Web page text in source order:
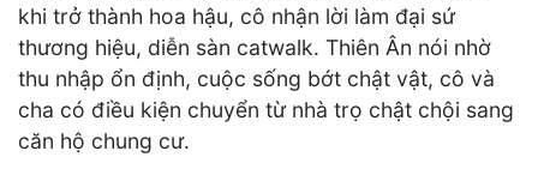
khi trở thành hoa hậu, cô nhận lời làm đại sứ
thương hiệu, diễn sàn catwalk. Thiên Ân nói nhờ
thu nhập ổn định, cuộc sống bớt chật vật, cô và
cha có điều kiện chuyển từ nhà trọ chật chội sang
căn hộ chung cư.